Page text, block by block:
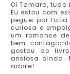
Oi Tamara, tudo
Eu estou com
peguei por falta
curiosa e
um romance
bem
gostou do
ansiosa ainda.
adorei!